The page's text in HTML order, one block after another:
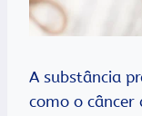
A substância
como o câncer